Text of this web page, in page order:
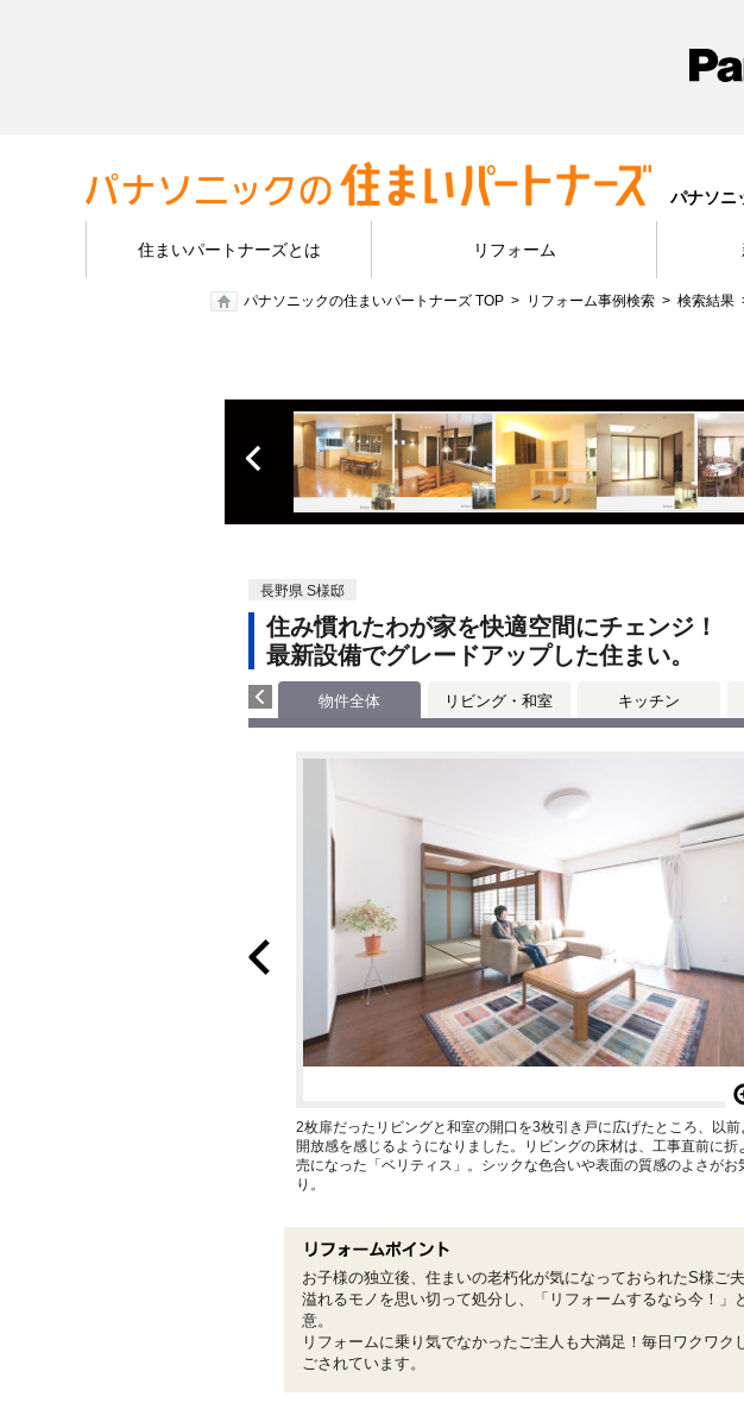
パナソニ
住まいパートナーズとは リフォーム
パナソニックの住まいパートナーズ TOP リフォーム事例検索 検索結果
長野県 S様邸
住み慣れたわが家を快適空間にチェンジ！
最新設備でグレードアップした住まい。
物件全体 リビング・和室 キッチン
2枚扉だったリビングと和室の開口を3枚引き戸に広げたところ、以前
開放感を感じるようになりました。リビングの床材は、工事直前に折
売になった「ベリティス」。シックな色合いや表面の質感のよさがお
り。
お子様の独立後、住まいの老朽化が気になっておられたS様ご夫
溢れるモノを思い切って処分し、「リフォームするなら今！」
意。
リフォームに乗り気でなかったご主人も大満足！毎日ワクワク
ごされています。